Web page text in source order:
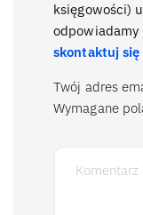
księgowości)
skontaktuj się
Twój adres
Wymagane